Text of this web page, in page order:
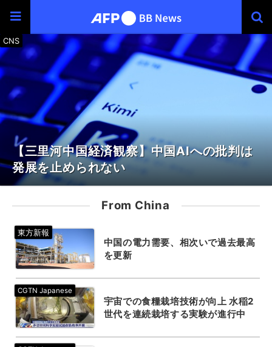
【三里河中国経済観察】中国AIへの批判は
発展を止められない
From China
中国の電力需要、相次いで過去最高
を更新
宇宙での食糧栽培技術が向上 水稲2
世代を連続栽培する実験が進行中